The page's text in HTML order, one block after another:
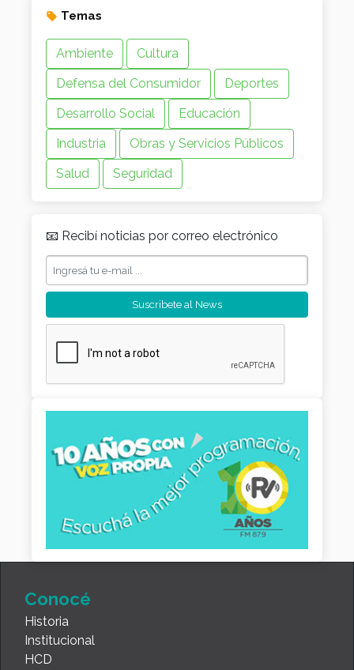
Temas
Ambiente
Cultura
Defensa del Consumidor
Deportes
Desarrollo Social
Educación
Industria
Obras y Servicios Públicos
Salud
Seguridad
📧 Recibí noticias por correo electrónico
Conocé
Historia
Institucional
HCD